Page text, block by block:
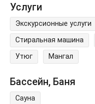
Услуги
Экскурсионные услуги
Стиральная машина
Утюг
Мангал
Бассейн, Баня
Сауна